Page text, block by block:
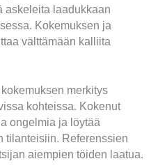
askeleita laadukkaan
Kokemuksen ja
välttämään kalliita
merkitys
kohteissa. Kokenut
ongelmia ja löytää
tilanteisiin. Referenssien
aiempien töiden laatua.